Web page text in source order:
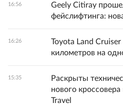
16:56
Geely Citiray
фейслифтинга:
16:26
Toyota Land
километров на
15:35
Раскрыты
нового
Travel